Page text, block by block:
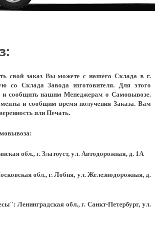
свой заказ Вы можете с нашего Склада в г.
со Склада Завода изготовителя. Для этого
и сообщить нашим Менеджерам о Самовывозе.
и сообщим время получения Заказа. Вам
или Печать.
обл., г. Златоуст, ул. Автодорожная, д. 1А
обл., г. Лобня, ул. Железнодорожная, д.
Ленинградская обл., г. Санкт-Петербург, ул.